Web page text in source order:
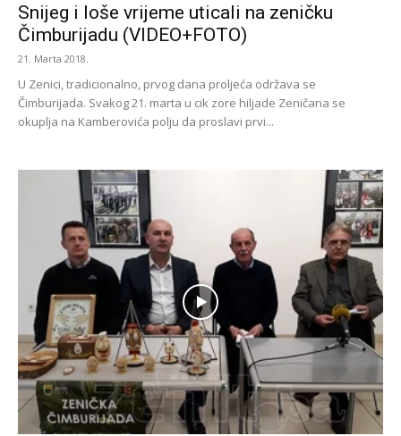
Snijeg i loše vrijeme uticali na zeničku
Čimburijadu (VIDEO+FOTO)
21. Marta 2018.
U Zenici, tradicionalno, prvog dana proljeća održava se
Čimburijada. Svakog 21. marta u cik zore hiljade Zeničana se
okuplja na Kamberovića polju da proslavi prvi...